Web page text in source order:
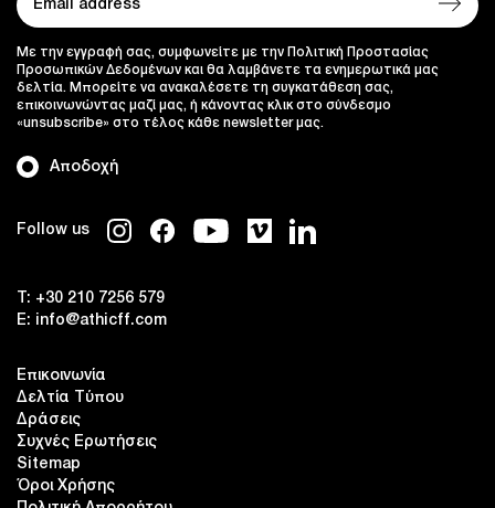
Follow us
T: +30 210 7256 579
E:
info@athicff.com
Επικοινωνία
Δελτία Τύπου
Δράσεις
Συχνές Ερωτήσεις
Sitemap
Όροι Χρήσης
Αποδοχή
Με την εγγραφή σας, συμφωνείτε με την Πολιτική Προστασίας
Προσωπικών Δεδομένων και θα λαμβάνετε τα ενημερωτικά μας
δελτία. Μπορείτε να ανακαλέσετε τη συγκατάθεση σας,
επικοινωνώντας μαζί μας, ή κάνοντας κλικ στο σύνδεσμο
«unsubscribe» στο τέλος κάθε newsletter μας.